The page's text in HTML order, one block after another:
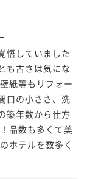
悟していました
も古さは気にな
紙等もリフォー
口の小ささ、洗
築年数から仕方
品数も多くて美
ホテルを数多く